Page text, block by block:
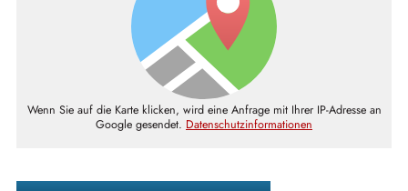
Wenn Sie auf die Karte klicken, wird eine Anfrage mit Ihrer IP-Adresse an
Google gesendet. Datenschutzinformationen